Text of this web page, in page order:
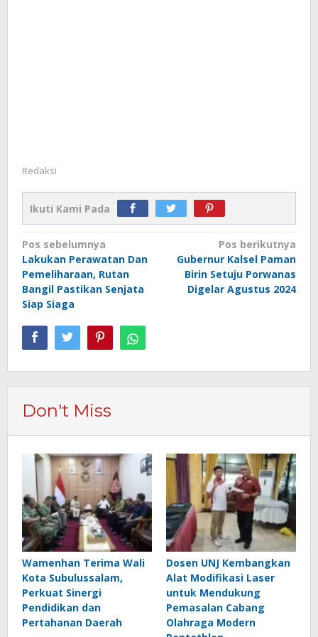
Redaksi
Ikuti Kami Pada
Navigasi
pos
Pos sebelumnya
Lakukan Perawatan Dan
Pemeliharaan, Rutan
Bangil Pastikan Senjata
Siap Siaga
Pos berikutnya
Gubernur Kalsel Paman
Birin Setuju Porwanas
Digelar Agustus 2024
Don't Miss
Wamenhan Terima Wali
Kota Subulussalam,
Perkuat Sinergi
Pendidikan dan
Pertahanan Daerah
Dosen UNJ Kembangkan
Alat Modifikasi Laser
untuk Mendukung
Pemasalan Cabang
Olahraga Modern